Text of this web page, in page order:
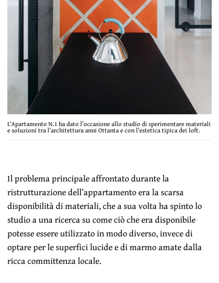
L’Apartamento N.1 ha dato l’occasione allo studio di sperimentare materiali
e soluzioni tra l’architettura anni Ottanta e con l’estetica tipica dei loft.
Il problema principale affrontato durante la
ristrutturazione dell’appartamento era la scarsa
disponibilità di materiali, che a sua volta ha spinto lo
studio a una ricerca su come ciò che era disponibile
potesse essere utilizzato in modo diverso, invece di
optare per le superfici lucide e di marmo amate dalla
ricca committenza locale.